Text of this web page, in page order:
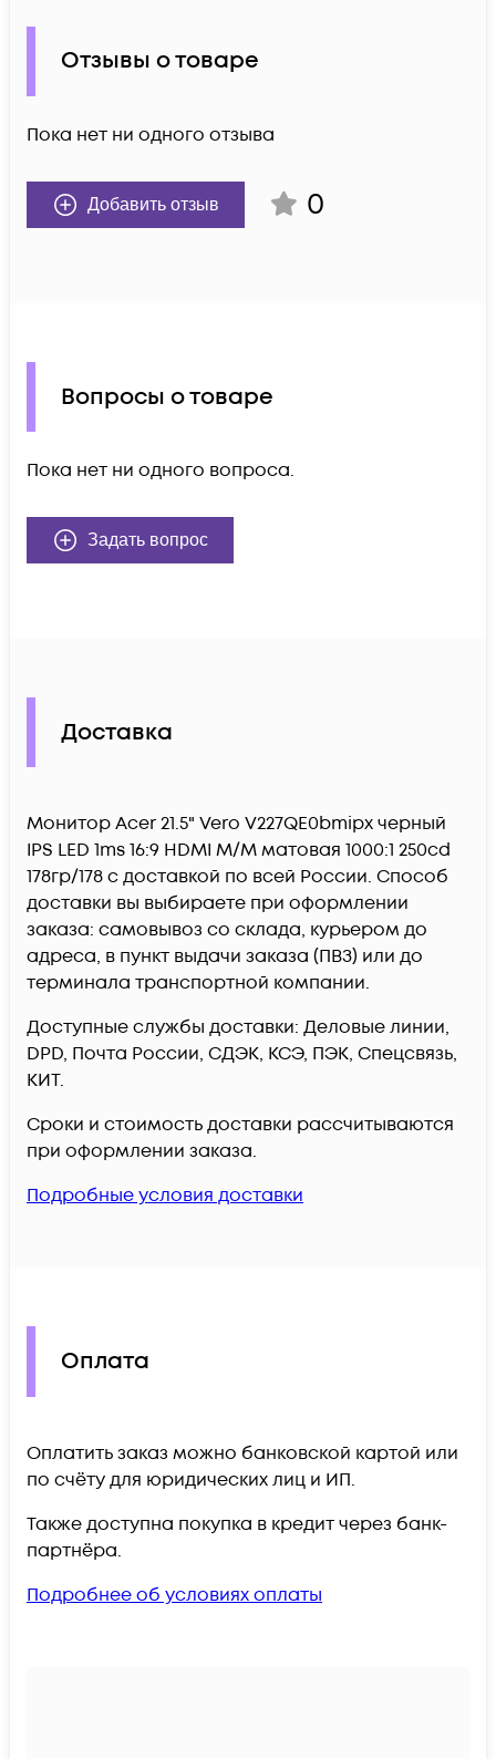
Отзывы о товаре
Пока нет ни одного отзыва
Добавить отзыв 0
Вопросы о товаре
Пока нет ни одного вопроса.
Задать вопрос
Доставка
Монитор Acer 21.5" Vero V227QE0bmipx черный
IPS LED 1ms 16:9 HDMI M/M матовая 1000:1 250cd
178гр/178 c доставкой по всей России. Способ
доставки вы выбираете при оформлении
заказа: самовывоз со склада, курьером до
адреса, в пункт выдачи заказа (ПВЗ) или до
терминала транспортной компании.
Доступные службы доставки: Деловые линии,
DPD, Почта России, СДЭК, КСЭ, ПЭК, Спецсвязь,
КИТ.
Сроки и стоимость доставки рассчитываются
при оформлении заказа.
Подробные условия доставки
Оплата
Оплатить заказ можно банковской картой или
по счёту для юридических лиц и ИП.
Также доступна покупка в кредит через банк-
партнёра.
Подробнее об условиях оплаты